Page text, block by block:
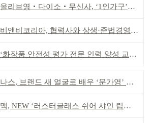
올리브영‧다이소‧무신사, ‘1인가구’가 이끈다
비앤비코리아, 협력사와 상생·준법경영 선언
‘화장품 안전성 평가 전문 인력 양성 교육’ 실시
나스, 브랜드 새 얼굴로 배우 ‘문가영’ 발탁
맥, NEW ‘러스터글래스 쉬어 샤인 립스틱’ 출시